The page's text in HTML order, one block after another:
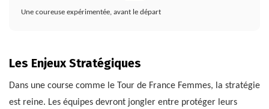
Une coureuse expérimentée, avant le départ
Les Enjeux Stratégiques
Dans une course comme le Tour de France Femmes, la stratégie
est reine. Les équipes devront jongler entre protéger leurs